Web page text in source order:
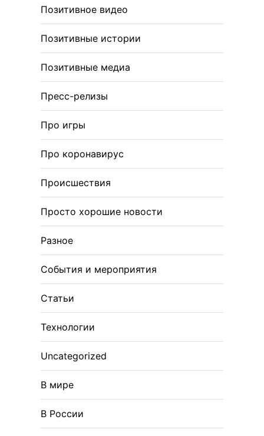
Позитивное видео
Позитивные истории
Позитивные медиа
Пресс-релизы
Про игры
Про коронавирус
Происшествия
Просто хорошие новости
Разное
События и мероприятия
Статьи
Технологии
Uncategorized
В мире
В России